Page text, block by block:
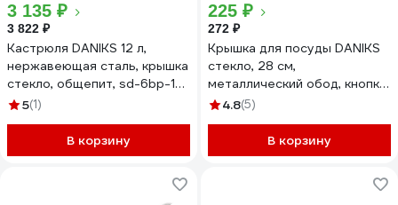
3 135 ₽
3 822 ₽
Кастрюля DANIKS 12 л,
нержавеющая сталь, крышка
стекло, общепит, sd-6bp-13,
индукция 320464
5(1)
В корзину
225 ₽
272 ₽
Крышка для посуды DANIKS
стекло, 28 см,
металлический обод, кнопка
бакелит, черный, д4128ч
4.8(5)
В корзину